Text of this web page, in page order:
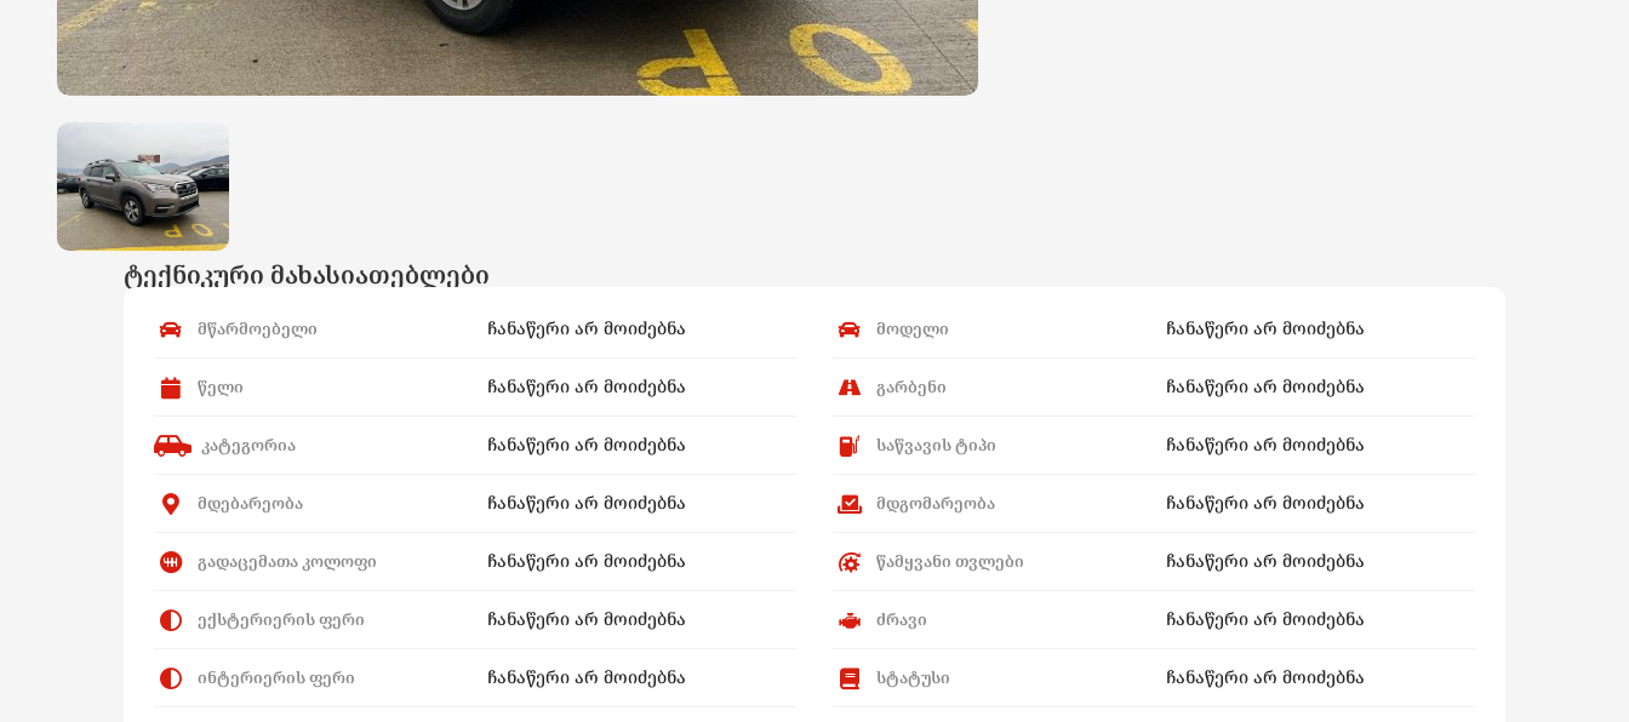
ტექნიკური მახასიათებლები
მწარმოებელი ჩანაწერი არ მოიძებნა მოდელი ჩანაწერი არ მოიძებნა
წელი ჩანაწერი არ მოიძებნა გარბენი ჩანაწერი არ მოიძებნა
კატეგორია ჩანაწერი არ მოიძებნა საწვავის ტიპი ჩანაწერი არ მოიძებნა
მდებარეობა ჩანაწერი არ მოიძებნა მდგომარეობა ჩანაწერი არ მოიძებნა
გადაცემათა კოლოფი ჩანაწერი არ მოიძებნა წამყვანი თვლები ჩანაწერი არ მოიძებნა
ექსტერიერის ფერი ჩანაწერი არ მოიძებნა ძრავი ჩანაწერი არ მოიძებნა
ინტერიერის ფერი ჩანაწერი არ მოიძებნა სტატუსი ჩანაწერი არ მოიძებნა